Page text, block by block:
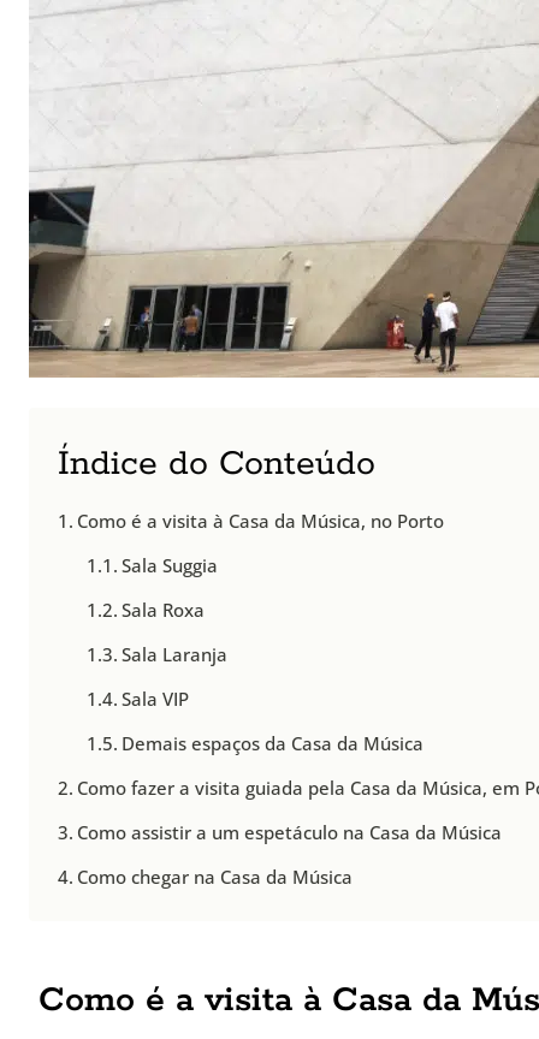
Índice do Conteúdo
Como é a visita à Casa da Música, no Porto
Sala Suggia
Sala Roxa
Sala Laranja
Sala VIP
Demais espaços da Casa da Música
Como fazer a visita guiada pela Casa da Música, em
Como assistir a um espetáculo na Casa da Música
Como chegar na Casa da Música
Como é a visita à Casa da